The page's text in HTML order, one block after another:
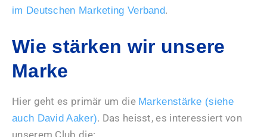
im Deutschen Marketing Verband.
Wie stärken wir unsere
Marke
Hier geht es primär um die Markenstärke (siehe
auch David Aaker). Das heisst, es interessiert von
unserem Club die: